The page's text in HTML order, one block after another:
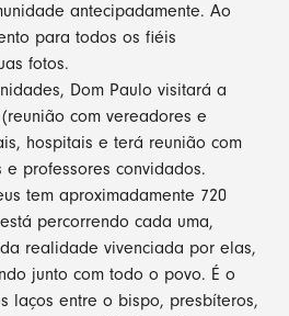
antecipadamente. Ao
para todos os fiéis
fotos.
Dom Paulo visitará a
com vereadores e
hospitais e terá reunião com
professores convidados.
tem aproximadamente 720
percorrendo cada uma,
realidade vivenciada por elas,
junto com todo o povo. É o
laços entre o bispo, presbíteros,